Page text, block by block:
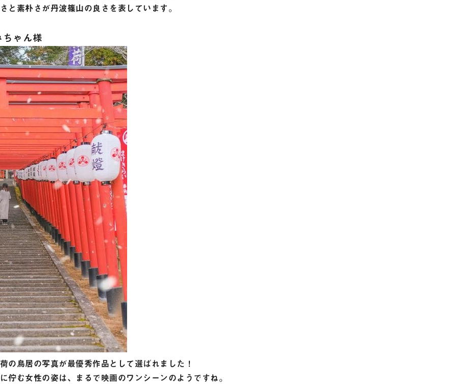
と素朴さが丹波篠山の良さを表しています。
ゃん様
の鳥居の写真が最優秀作品として選ばれました！
佇む女性の姿は、まるで映画のワンシーンのようですね。